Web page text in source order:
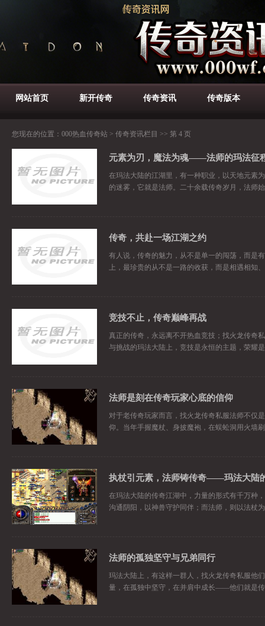
网站首页 新开传奇 传奇资讯 传奇版本
您现在的位置： 000热血传奇站 > 传奇资讯栏目 >> 第 4 页
在玛法大陆的江湖里，有一种职业，以天地元素
的迷雾，它就是法师。二十余载传奇岁月，法师
传奇，共赴一场江湖之约
有人说，传奇的魅力，从不是单一的闯荡，而是
上，最珍贵的从不是一路的收获，而是相遇相知
竞技不止，传奇巅峰再战
真正的传奇，永远离不开热血竞技；找火龙传奇
与挑战的玛法大陆上，竞技是永恒的主题，荣耀
法师是刻在传奇玩家心底的信仰
对于老传奇玩家而言，找火龙传奇私服法师不仅
仰。当年手握魔杖、身披魔袍，在蜈蚣洞用火墙
执杖引元素，法师铸传奇——玛法大陆
在玛法大陆的传奇江湖中，力量的形式有千万种
沟通阴阳，以神兽守护同伴；而法师，则以法杖
法师的孤独坚守与兄弟同行
玛法大陆上，有这样一群人，找火龙传奇私服他
量，在孤独中坚守，在并肩中成长——他们就是